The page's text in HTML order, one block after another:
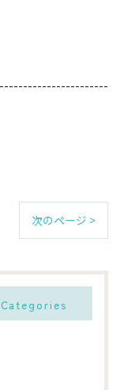
次のページ >
Categories